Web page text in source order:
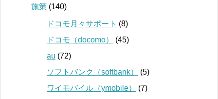
施策 (140)
ドコモ月々サポート (8)
ドコモ（docomo）
(45)
au (72)
ソフトバンク（softbank）
(5)
ワイモバイル（ymobile）
(7)